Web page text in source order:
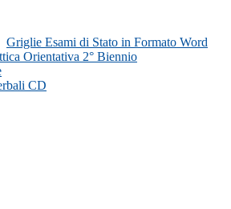
Griglie Esami di Stato in Formato Word
Orientativa 2° Biennio
CD